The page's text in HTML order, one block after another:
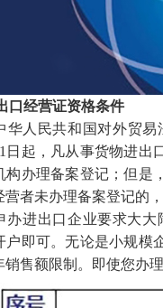
口经营证资格条件
华人民共和国对外贸易
日起，凡从事货物进
构办理备案登记；但是
营者未办理备案登记的
办进出口企业要求大
户即可。无论是小规模
销售额限制。即使您办